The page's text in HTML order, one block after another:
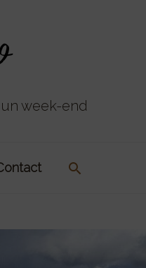
week-end
Rechercher